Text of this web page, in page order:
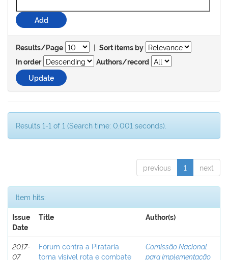
Results/Page | Sort items by
In order
Authors/record
Results 1-1 of 1 (Search time: 0.001 seconds).
previous 1 next
Item hits:
Issue
Date
Title Author(s)
2017-
07
Fórum contra a Pirataria
torna visível rota e combate
Comissão Nacional
para Implementação